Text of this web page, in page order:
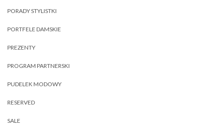
PORADY STYLISTKI
PORTFELE DAMSKIE
PREZENTY
PROGRAM PARTNERSKI
PUDELEK MODOWY
RESERVED
SALE